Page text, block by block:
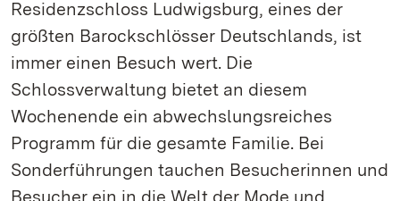
Residenzschloss Ludwigsburg, eines der
größten Barockschlösser Deutschlands, ist
immer einen Besuch wert. Die
Schlossverwaltung bietet an diesem
Wochenende ein abwechslungsreiches
Programm für die gesamte Familie. Bei
Sonderführungen tauchen Besucherinnen und
Besucher ein in die Welt der Mode und